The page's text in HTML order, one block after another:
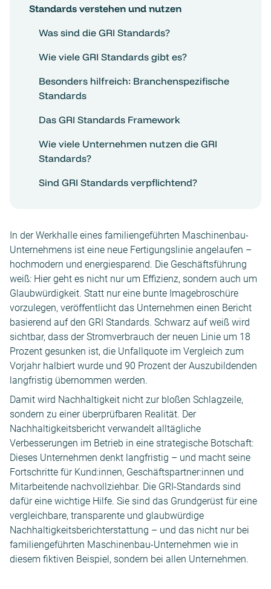
In der Werkhalle eines familiengeführten Maschinenbau-
Unternehmens ist eine neue Fertigungslinie angelaufen –
hochmodern und energiesparend. Die Geschäftsführung
weiß: Hier geht es nicht nur um Effizienz, sondern auch um
Glaubwürdigkeit. Statt nur eine bunte Imagebroschüre
vorzulegen, veröffentlicht das Unternehmen einen Bericht
basierend auf den GRI Standards. Schwarz auf weiß wird
sichtbar, dass der Stromverbrauch der neuen Linie um 18
Prozent gesunken ist, die Unfallquote im Vergleich zum
Vorjahr halbiert wurde und 90 Prozent der Auszubildenden
langfristig übernommen werden.
Damit wird Nachhaltigkeit nicht zur bloßen Schlagzeile,
sondern zu einer überprüfbaren Realität. Der
Nachhaltigkeitsbericht verwandelt alltägliche
Verbesserungen im Betrieb in eine strategische Botschaft:
Dieses Unternehmen denkt langfristig – und macht seine
Fortschritte für Kund:innen, Geschäftspartner:innen und
Mitarbeitende nachvollziehbar. Die GRI-Standards sind
dafür eine wichtige Hilfe. Sie sind das Grundgerüst für eine
vergleichbare, transparente und glaubwürdige
Nachhaltigkeitsberichterstattung – und das nicht nur bei
familiengeführten Maschinenbau-Unternehmen wie in
diesem fiktiven Beispiel, sondern bei allen Unternehmen.
Standards verstehen und nutzen
Was sind die GRI Standards?
Wie viele GRI Standards gibt es?
Besonders hilfreich: Branchenspezifische
Standards
Das GRI Standards Framework
Wie viele Unternehmen nutzen die GRI
Standards?
Sind GRI Standards verpflichtend?